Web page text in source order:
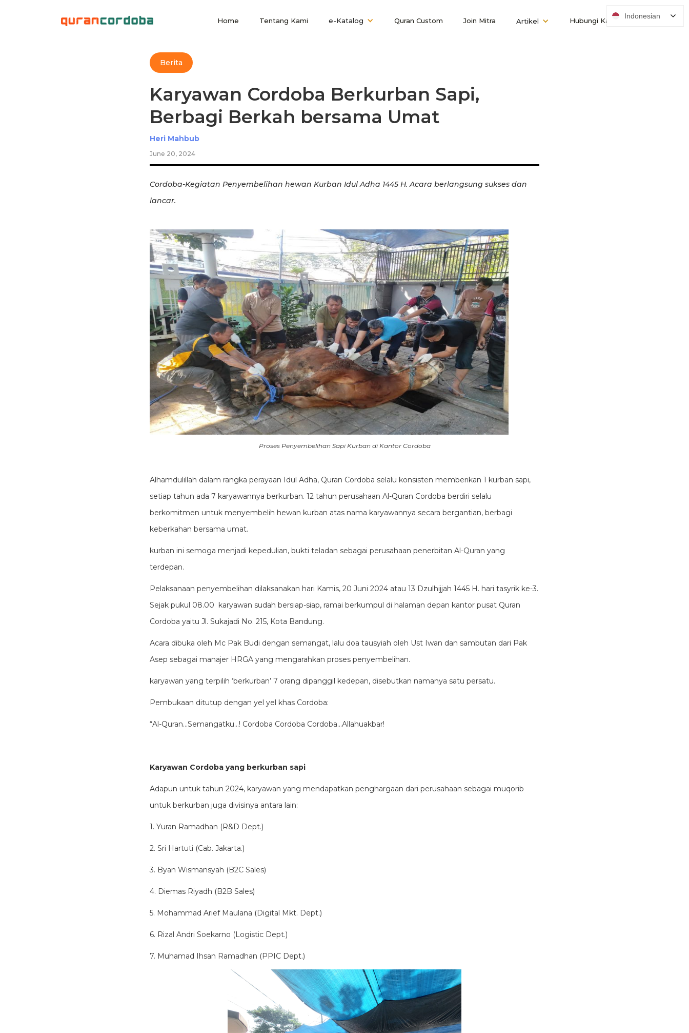
Home Tentang Kami e-Katalog Quran Custom Join Mitra Artikel Hubungi Kami
Berita
Karyawan Cordoba Berkurban Sapi,
Berbagi Berkah bersama Umat
Heri Mahbub
June 20, 2024
Cordoba-Kegiatan Penyembelihan hewan Kurban Idul Adha 1445 H. Acara berlangsung sukses dan
lancar.
Proses Penyembelihan Sapi Kurban di Kantor Cordoba
Alhamdulillah dalam rangka perayaan Idul Adha, Quran Cordoba selalu konsisten memberikan 1 kurban sapi,
setiap tahun ada 7 karyawannya berkurban. 12 tahun perusahaan Al-Quran Cordoba berdiri selalu
berkomitmen untuk menyembelih hewan kurban atas nama karyawannya secara bergantian, berbagi
keberkahan bersama umat.
kurban ini semoga menjadi kepedulian, bukti teladan sebagai perusahaan penerbitan Al-Quran yang
terdepan.
Pelaksanaan penyembelihan dilaksanakan hari Kamis, 20 Juni 2024 atau 13 Dzulhijjah 1445 H. hari tasyrik ke-3.
Sejak pukul 08.00 karyawan sudah bersiap-siap, ramai berkumpul di halaman depan kantor pusat Quran
Cordoba yaitu Jl. Sukajadi No. 215, Kota Bandung.
Acara dibuka oleh Mc Pak Budi dengan semangat, lalu doa tausyiah oleh Ust Iwan dan sambutan dari Pak
Asep sebagai manajer HRGA yang mengarahkan proses penyembelihan.
karyawan yang terpilih ‘berkurban’ 7 orang dipanggil kedepan, disebutkan namanya satu persatu.
Pembukaan ditutup dengan yel yel khas Cordoba:
“Al-Quran…Semangatku…! Cordoba Cordoba Cordoba…Allahuakbar!
Karyawan Cordoba yang berkurban sapi
Adapun untuk tahun 2024, karyawan yang mendapatkan penghargaan dari perusahaan sebagai muqorib
untuk berkurban juga divisinya antara lain:
1. Yuran Ramadhan (R&D Dept.)
2. Sri Hartuti (Cab. Jakarta.)
3. Byan Wismansyah (B2C Sales)
4. Diemas Riyadh (B2B Sales)
5. Mohammad Arief Maulana (Digital Mkt. Dept.)
6. Rizal Andri Soekarno (Logistic Dept.)
7. Muhamad Ihsan Ramadhan (PPIC Dept.)
Indonesian